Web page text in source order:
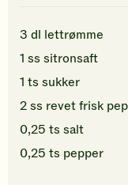
3 dl lettrømme
1 ss sitronsaft
1 ts sukker
2ss revetfrisk
0,25 ts salt
0,25 ts pepper